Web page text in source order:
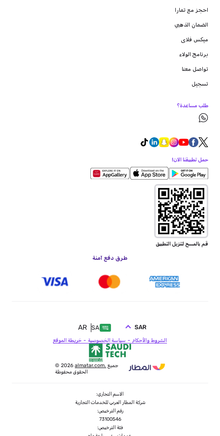
احجز مع تمارا
الضمان الذهبي
ميكس فلاى
برنامج الولاء
تواصل معنا
تسجيل
طلب مساعدة؟
حمل تطبيقنا الآن!
قم بالمسح لتنزيل التطبيق
طرق دفع آمنة
© 2026almatar.com. جميع
الحقوق محفوظة
SA
AR SAR
الشروط والأحكام سياسة الخصوصية خريطة الموقع
الاسم التجاري:
شركة المطار العربي للخدمات التجارية
رقم الترخيص:
73100546
فئة الترخيص: